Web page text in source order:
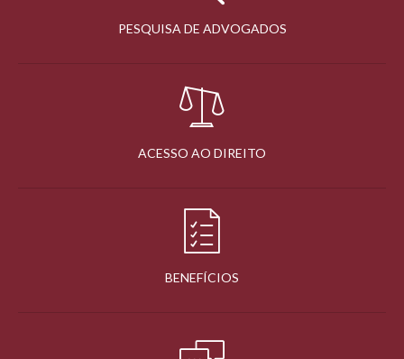
PESQUISA DE ADVOGADOS
ACESSO AO DIREITO
BENEFÍCIOS